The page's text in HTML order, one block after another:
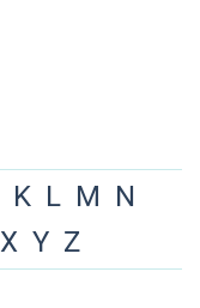
K L M N
X Y Z